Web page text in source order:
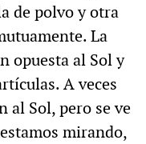
de polvo y otra
La
opuesta al Sol y
A veces
al Sol, pero se ve
mirando,